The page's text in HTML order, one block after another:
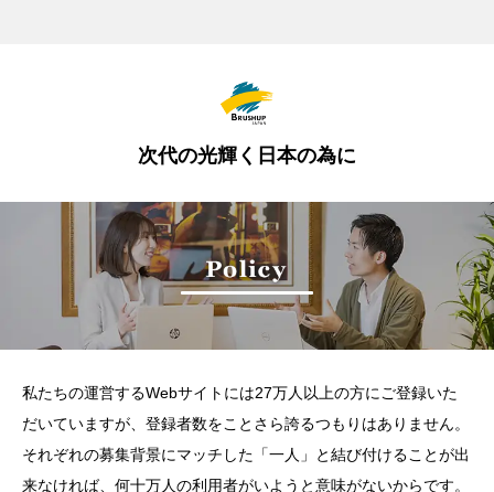
次代の光輝く日本の為に
私たちの運営するWebサイトには27万人以上の方にご登録いた
だいていますが、登録者数をことさら誇るつもりはありません。
それぞれの募集背景にマッチした「一人」と結び付けることが出
来なければ、何十万人の利用者がいようと意味がないからです。